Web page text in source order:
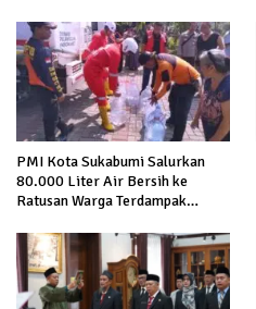
PMI Kota Sukabumi Salurkan
80.000 Liter Air Bersih ke
Ratusan Warga Terdampak